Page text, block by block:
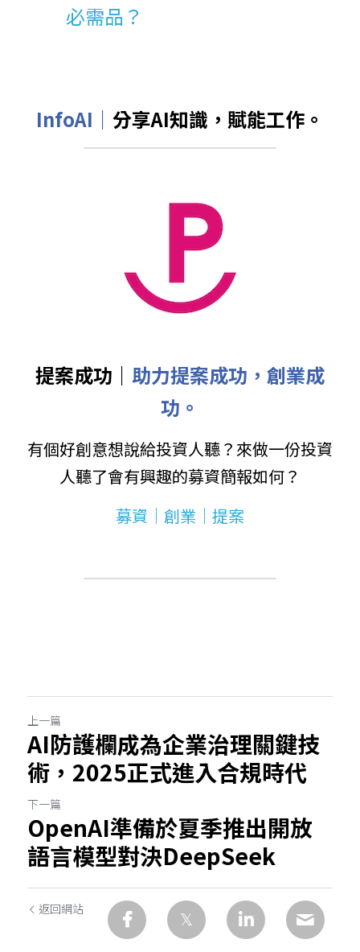
必需品？
InfoAI｜ 分享AI知識，賦能工作。
提案成功｜ 助力提案成功，創業成
功。
有個好創意想說給投資人聽？來做一份投資
人聽了會有興趣的募資簡報如何？
募資｜創業｜提案
上一篇
AI防護欄成為企業治理關鍵技
術，2025正式進入合規時代
下一篇
OpenAI準備於夏季推出開放
語言模型對決DeepSeek
返回網站